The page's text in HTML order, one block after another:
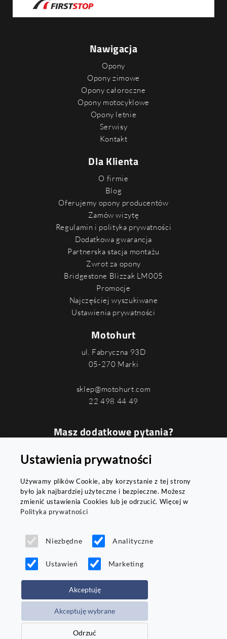
Nawigacja
Opony
Opony zimowe
Opony całoroczne
Opony motocyklowe
Opony letnie
Serwisy
Kontakt
Dla Klienta
O firmie
Blog
Oferujemy opony producentów
Zamów wizytę
Regulamin i polityka prywatności
Dodatkowa gwarancja
Partnerska stacja montażu
Zwrot za opony
Bridgestone Blizzak LM005
Promocje
Najczęściej wyszukiwane
Ustawienia prywatności
Motohurt
ul. Fabryczna 93D
05-270 Marki
sklep@motohurt.com
22 498 44 49
Masz dodatkowe pytania?
Ciebie najszybciej jak to możliwe
WYŚLIJ
Copyright © 2026 Motohurt - wszystkie prawa
zastrzeżone
Ustawienia prywatności
Używamy plików Cookie, aby korzystanie z tej strony
było jak najbardziej użyteczne i bezpieczne. Możesz
zmienić ustawienia Cookies lub je odrzucić. Więcej w
Polityka prywatności
Niezbędne Analityczne
Ustawień Marketing
Akceptuję
Akceptuję wybrane
Odrzuć